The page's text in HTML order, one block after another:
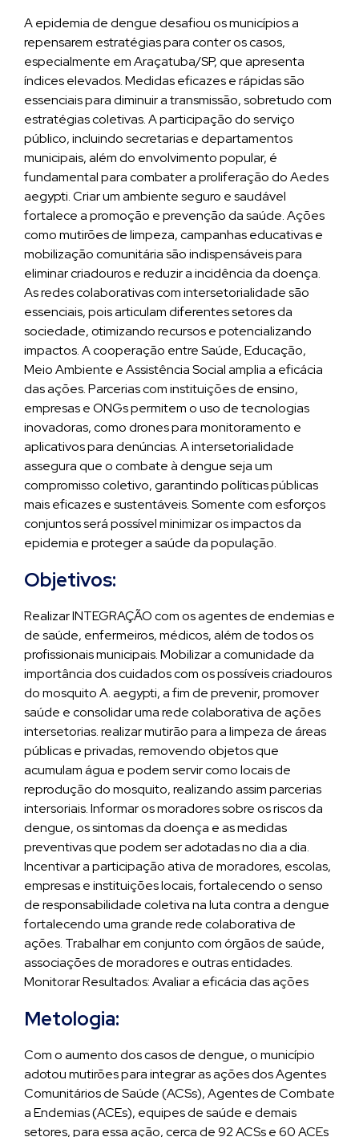
A epidemia de dengue desafiou os municípios a
repensarem estratégias para conter os casos,
especialmente em Araçatuba/SP, que apresenta
índices elevados. Medidas eficazes e rápidas são
essenciais para diminuir a transmissão, sobretudo com
estratégias coletivas. A participação do serviço
público, incluindo secretarias e departamentos
municipais, além do envolvimento popular, é
fundamental para combater a proliferação do Aedes
aegypti. Criar um ambiente seguro e saudável
fortalece a promoção e prevenção da saúde. Ações
como mutirões de limpeza, campanhas educativas e
mobilização comunitária são indispensáveis para
eliminar criadouros e reduzir a incidência da doença.
As redes colaborativas com intersetorialidade são
essenciais, pois articulam diferentes setores da
sociedade, otimizando recursos e potencializando
impactos. A cooperação entre Saúde, Educação,
Meio Ambiente e Assistência Social amplia a eficácia
das ações. Parcerias com instituições de ensino,
empresas e ONGs permitem o uso de tecnologias
inovadoras, como drones para monitoramento e
aplicativos para denúncias. A intersetorialidade
assegura que o combate à dengue seja um
compromisso coletivo, garantindo políticas públicas
mais eficazes e sustentáveis. Somente com esforços
conjuntos será possível minimizar os impactos da
epidemia e proteger a saúde da população.
Objetivos:
Realizar INTEGRAÇÃO com os agentes de endemias e
de saúde, enfermeiros, médicos, além de todos os
profissionais municipais. Mobilizar a comunidade da
importância dos cuidados com os possíveis criadouros
do mosquito A. aegypti, a fim de prevenir, promover
saúde e consolidar uma rede colaborativa de ações
intersetorias. realizar mutirão para a limpeza de áreas
públicas e privadas, removendo objetos que
acumulam água e podem servir como locais de
reprodução do mosquito, realizando assim parcerias
intersoriais. Informar os moradores sobre os riscos da
dengue, os sintomas da doença e as medidas
preventivas que podem ser adotadas no dia a dia.
Incentivar a participação ativa de moradores, escolas,
empresas e instituições locais, fortalecendo o senso
de responsabilidade coletiva na luta contra a dengue
fortalecendo uma grande rede colaborativa de
ações. Trabalhar em conjunto com órgãos de saúde,
associações de moradores e outras entidades.
Monitorar Resultados: Avaliar a eficácia das ações
Metologia:
Com o aumento dos casos de dengue, o município
adotou mutirões para integrar as ações dos Agentes
Comunitários de Saúde (ACSs), Agentes de Combate
a Endemias (ACEs), equipes de saúde e demais
setores, para essa ação, cerca de 92 ACSs e 60 ACEs